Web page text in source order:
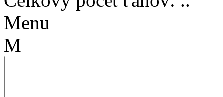
Menu
M